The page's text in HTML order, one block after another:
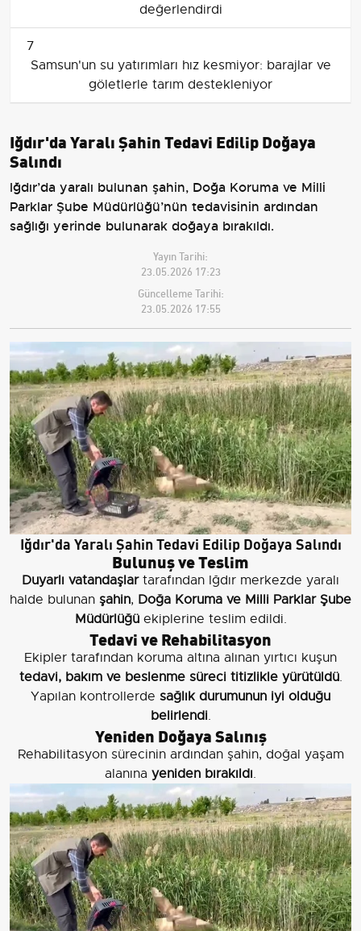
değerlendirdi
7
Samsun'un su yatırımları hız kesmiyor: barajlar ve
göletlerle tarım destekleniyor
Iğdır'da Yaralı Şahin Tedavi Edilip Doğaya
Salındı
Iğdır’da yaralı bulunan şahin, Doğa Koruma ve Milli
Parklar Şube Müdürlüğü’nün tedavisinin ardından
sağlığı yerinde bulunarak doğaya bırakıldı.
Yayın Tarihi:
23.05.2026 17:23
Güncelleme Tarihi:
23.05.2026 17:55
Iğdır'da Yaralı Şahin Tedavi Edilip Doğaya Salındı
Bulunuş ve Teslim
Duyarlı vatandaşlartarafından Iğdır merkezde yaralı
halde bulunan şahin, Doğa Koruma ve Milli Parklar Şube
Müdürlüğüekiplerine teslim edildi.
Tedavi ve Rehabilitasyon
Ekipler tarafından koruma altına alınan yırtıcı kuşun
tedavi, bakım ve beslenme süreci titizlikle yürütüldü.
Yapılan kontrollerde sağlık durumunun iyi olduğu
belirlendi.
Yeniden Doğaya Salınış
Rehabilitasyon sürecinin ardından şahin, doğal yaşam
alanına yeniden bırakıldı.